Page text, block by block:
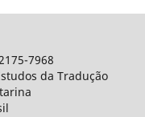
7968
da Tradução